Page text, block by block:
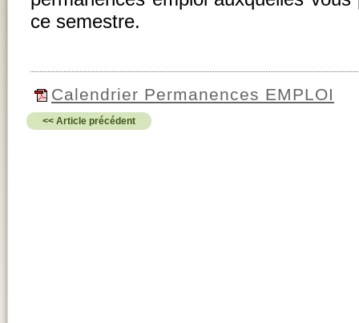
ce semestre.
Calendrier Permanences EMPLOI
<< Article précédent